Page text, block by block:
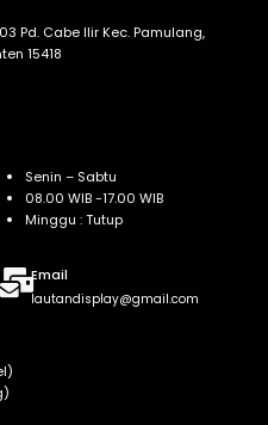
Pd. Cabe Ilir Kec. Pamulang,
15418
Senin – Sabtu
08.00 WIB -17.00 WIB
Minggu : Tutup
Email
lautandisplay@gmail.com